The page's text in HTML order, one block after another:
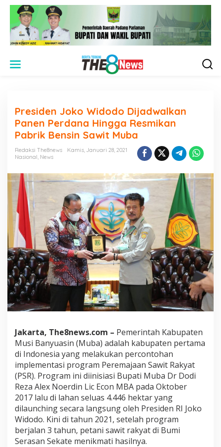
Presiden Joko Widodo Dijadwalkan
Panen Perdana Hingga Resmikan
Pabrik Bensin Sawit Muba
Redaksi The8news
Kamis, Januari 28, 2021
Nasional, News
Jakarta, The8news.com – Pemerintah Kabupaten
Musi Banyuasin (Muba) adalah kabupaten pertama
di Indonesia yang melakukan percontohan
implementasi program Peremajaan Sawit Rakyat
(PSR). Program ini diinisiasi Bupati Muba Dr Dodi
Reza Alex Noerdin Lic Econ MBA pada Oktober
2017 lalu di lahan seluas 4.446 hektar yang
dilaunching secara langsung oleh Presiden RI Joko
Widodo. Kini di tahun 2021, setelah program
berjalan 3 tahun, petani sawit rakyat di Bumi
Serasan Sekate menikmati hasilnya.